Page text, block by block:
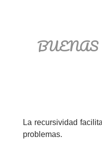
La recursividad
problemas.